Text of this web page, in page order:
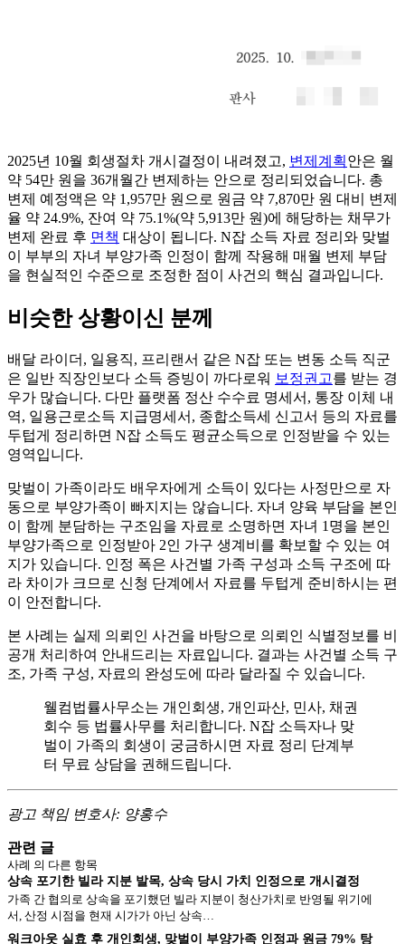
2025년 10월 회생절차 개시결정이 내려졌고, 변제계획안은 월
약 54만 원을 36개월간 변제하는 안으로 정리되었습니다. 총
변제 예정액은 약 1,957만 원으로 원금 약 7,870만 원 대비 변제
율 약 24.9%, 잔여 약 75.1%(약 5,913만 원)에 해당하는 채무가
변제 완료 후 면책 대상이 됩니다. N잡 소득 자료 정리와 맞벌
이 부부의 자녀 부양가족 인정이 함께 작용해 매월 변제 부담
을 현실적인 수준으로 조정한 점이 사건의 핵심 결과입니다.
비슷한 상황이신 분께
배달 라이더, 일용직, 프리랜서 같은 N잡 또는 변동 소득 직군
은 일반 직장인보다 소득 증빙이 까다로워 보정권고를 받는 경
우가 많습니다. 다만 플랫폼 정산 수수료 명세서, 통장 이체 내
역, 일용근로소득 지급명세서, 종합소득세 신고서 등의 자료를
두텁게 정리하면 N잡 소득도 평균소득으로 인정받을 수 있는
영역입니다.
맞벌이 가족이라도 배우자에게 소득이 있다는 사정만으로 자
동으로 부양가족이 빠지지는 않습니다. 자녀 양육 부담을 본인
이 함께 분담하는 구조임을 자료로 소명하면 자녀 1명을 본인
부양가족으로 인정받아 2인 가구 생계비를 확보할 수 있는 여
지가 있습니다. 인정 폭은 사건별 가족 구성과 소득 구조에 따
라 차이가 크므로 신청 단계에서 자료를 두텁게 준비하시는 편
이 안전합니다.
본 사례는 실제 의뢰인 사건을 바탕으로 의뢰인 식별정보를 비
공개 처리하여 안내드리는 자료입니다. 결과는 사건별 소득 구
조, 가족 구성, 자료의 완성도에 따라 달라질 수 있습니다.
웰컴법률사무소는 개인회생, 개인파산, 민사, 채권
회수 등 법률사무를 처리합니다. N잡 소득자나 맞
벌이 가족의 회생이 궁금하시면 자료 정리 단계부
터 무료 상담을 권해드립니다.
광고 책임 변호사: 양홍수
관련 글
사례 의 다른 항목
상속 포기한 빌라 지분 발목, 상속 당시 가치 인정으로 개시결정
가족 간 협의로 상속을 포기했던 빌라 지분이 청산가치로 반영될 위기에
서, 산정 시점을 현재 시가가 아닌 상속…
워크아웃 실효 후 개인회생, 맞벌이 부양가족 인정과 원금 79% 탕